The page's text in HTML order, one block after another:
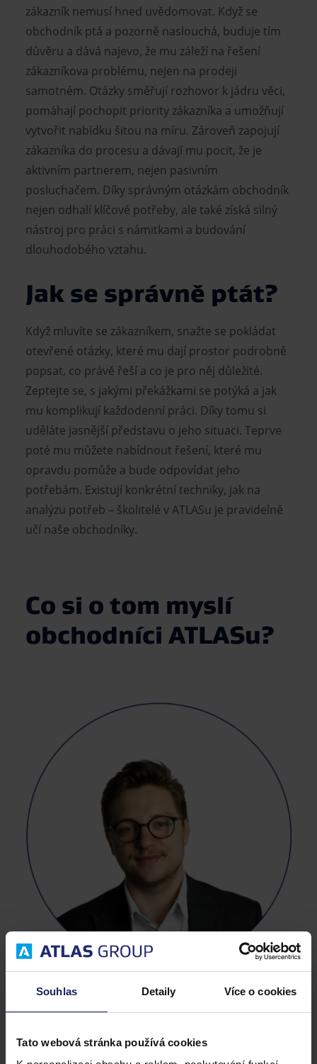
Souhlas Detaily Více o cookies
Tato webová stránka používá cookies
zákazník nemusí hned uvědomovat. Když se
obchodník ptá a pozorně naslouchá, buduje tím
důvěru a dává najevo, že mu záleží na řešení
zákazníkova problému, nejen na prodeji
samotném. Otázky směřují rozhovor k jádru věci,
pomáhají pochopit priority zákazníka a umožňují
vytvořit nabídku šitou na míru. Zároveň zapojují
zákazníka do procesu a dávají mu pocit, že je
aktivním partnerem, nejen pasivním
posluchačem. Díky správným otázkám obchodník
nejen odhalí klíčové potřeby, ale také získá silný
nástroj pro práci s námitkami a budování
dlouhodobého vztahu.
Jak se správně ptát?
Když mluvíte se zákazníkem, snažte se pokládat
otevřené otázky, které mu dají prostor podrobně
popsat, co právě řeší a co je pro něj důležité.
Zeptejte se, s jakými překážkami se potýká a jak
mu komplikují každodenní práci. Díky tomu si
uděláte jasnější představu o jeho situaci. Teprve
poté mu můžete nabídnout řešení, které mu
opravdu pomůže a bude odpovídat jeho
potřebám. Existují konkrétní techniky, jak na
analýzu potřeb – školitelé v ATLASu je pravidelně
učí naše obchodníky.
Co si o tom myslí
obchodníci ATLASu?
Hynek